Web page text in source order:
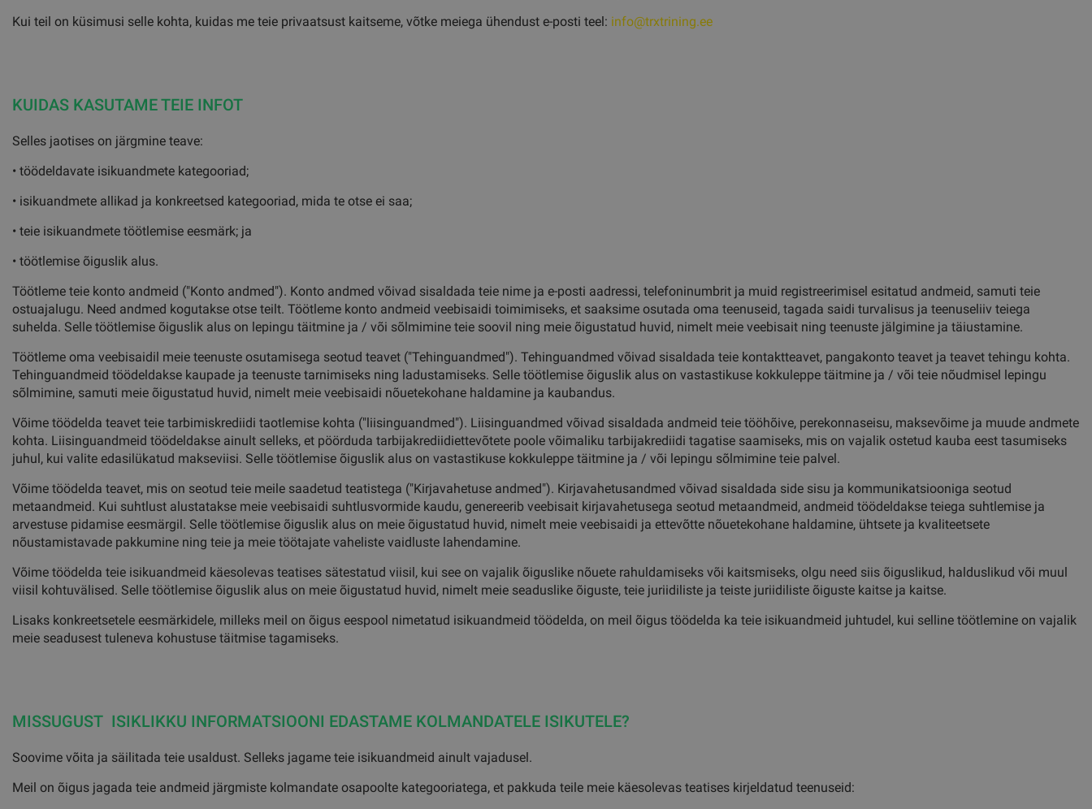
Kui teil on küsimusi selle kohta, kuidas me teie privaatsust kaitseme, võtke meiega ühendust e-posti teel: info@trxtrining.ee
KUIDAS KASUTAME TEIE INFOT
Selles jaotises on järgmine teave:
• töödeldavate isikuandmete kategooriad;
• isikuandmete allikad ja konkreetsed kategooriad, mida te otse ei saa;
• teie isikuandmete töötlemise eesmärk; ja
• töötlemise õiguslik alus.
Töötleme teie konto andmeid ("Konto andmed"). Konto andmed võivad sisaldada teie nime ja e-posti aadressi, telefoninumbrit ja muid registreerimisel esitatud andmeid, samuti teie
ostuajalugu. Need andmed kogutakse otse teilt. Töötleme konto andmeid veebisaidi toimimiseks, et saaksime osutada oma teenuseid, tagada saidi turvalisus ja teenuseliiv teiega
suhelda. Selle töötlemise õiguslik alus on lepingu täitmine ja / või sõlmimine teie soovil ning meie õigustatud huvid, nimelt meie veebisait ning teenuste jälgimine ja täiustamine.
Töötleme oma veebisaidil meie teenuste osutamisega seotud teavet ("Tehinguandmed"). Tehinguandmed võivad sisaldada teie kontaktteavet, pangakonto teavet ja teavet tehingu kohta.
Tehinguandmeid töödeldakse kaupade ja teenuste tarnimiseks ning ladustamiseks. Selle töötlemise õiguslik alus on vastastikuse kokkuleppe täitmine ja / või teie nõudmisel lepingu
sõlmimine, samuti meie õigustatud huvid, nimelt meie veebisaidi nõuetekohane haldamine ja kaubandus.
Võime töödelda teavet teie tarbimiskrediidi taotlemise kohta ("liisinguandmed"). Liisinguandmed võivad sisaldada andmeid teie tööhõive, perekonnaseisu, maksevõime ja muude andmete
kohta. Liisinguandmeid töödeldakse ainult selleks, et pöörduda tarbijakrediidiettevõtete poole võimaliku tarbijakrediidi tagatise saamiseks, mis on vajalik ostetud kauba eest tasumiseks
juhul, kui valite edasilükatud makseviisi. Selle töötlemise õiguslik alus on vastastikuse kokkuleppe täitmine ja / või lepingu sõlmimine teie palvel.
Võime töödelda teavet, mis on seotud teie meile saadetud teatistega ("Kirjavahetuse andmed"). Kirjavahetusandmed võivad sisaldada side sisu ja kommunikatsiooniga seotud
metaandmeid. Kui suhtlust alustatakse meie veebisaidi suhtlusvormide kaudu, genereerib veebisait kirjavahetusega seotud metaandmeid, andmeid töödeldakse teiega suhtlemise ja
arvestuse pidamise eesmärgil. Selle töötlemise õiguslik alus on meie õigustatud huvid, nimelt meie veebisaidi ja ettevõtte nõuetekohane haldamine, ühtsete ja kvaliteetsete
nõustamistavade pakkumine ning teie ja meie töötajate vaheliste vaidluste lahendamine.
Võime töödelda teie isikuandmeid käesolevas teatises sätestatud viisil, kui see on vajalik õiguslike nõuete rahuldamiseks või kaitsmiseks, olgu need siis õiguslikud, halduslikud või muul
viisil kohtuvälised. Selle töötlemise õiguslik alus on meie õigustatud huvid, nimelt meie seaduslike õiguste, teie juriidiliste ja teiste juriidiliste õiguste kaitse ja kaitse.
Lisaks konkreetsetele eesmärkidele, milleks meil on õigus eespool nimetatud isikuandmeid töödelda, on meil õigus töödelda ka teie isikuandmeid juhtudel, kui selline töötlemine on vajalik
meie seadusest tuleneva kohustuse täitmise tagamiseks.
MISSUGUST ISIKLIKKU INFORMATSIOONI EDASTAME KOLMANDATELE ISIKUTELE?
Soovime võita ja säilitada teie usaldust. Selleks jagame teie isikuandmeid ainult vajadusel.
Meil on õigus jagada teie andmeid järgmiste kolmandate osapoolte kategooriatega, et pakkuda teile meie käesolevas teatises kirjeldatud teenuseid: